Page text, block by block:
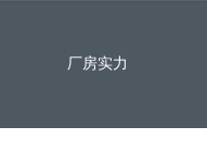
厂房实力